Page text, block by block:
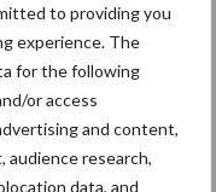
to providing you
experience. The
for the following
or access
and content,
research,
data, and
over